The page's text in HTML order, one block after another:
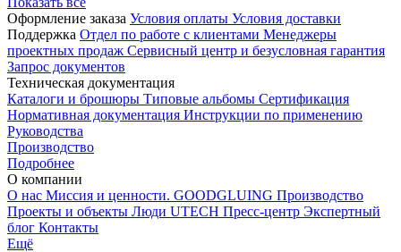
Оформление заказа Условия оплаты Условия доставки
Поддержка Отдел по работе с клиентами Менеджеры
проектных продаж Сервисный центр и безусловная гарантия
Запрос документов
Техническая документация
Каталоги и брошюры Типовые альбомы Сертификация
Нормативная документация Инструкции по применению
Руководства
Производство
Подробнее
О компании
О нас Миссия и ценности. GOODGLUING Производство
Проекты и объекты Люди UTECH Пресс-центр Экспертный
блог Контакты
Ещё